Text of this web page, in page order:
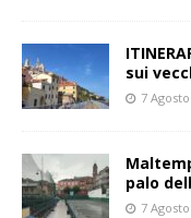
sui
7
palo
7